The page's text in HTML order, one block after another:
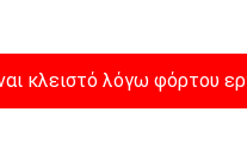
κλειστό λόγω φόρτου